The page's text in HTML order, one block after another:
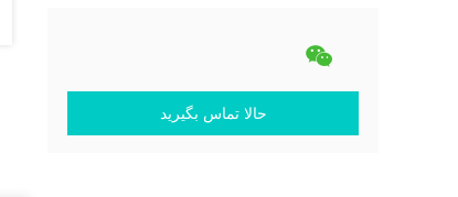
حالا تماس بگیرید